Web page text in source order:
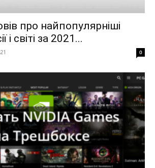
про найпопулярніші
і світі за 2021...
0